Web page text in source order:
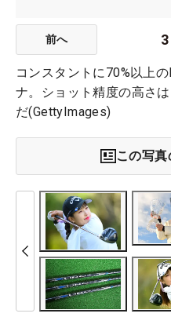
前へ 3
コンスタントに70%以上
ナ。ショット精度の高さ
だ(GettyImages)
この写